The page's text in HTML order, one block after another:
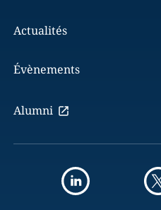
Actualités
Évènements
Alumni